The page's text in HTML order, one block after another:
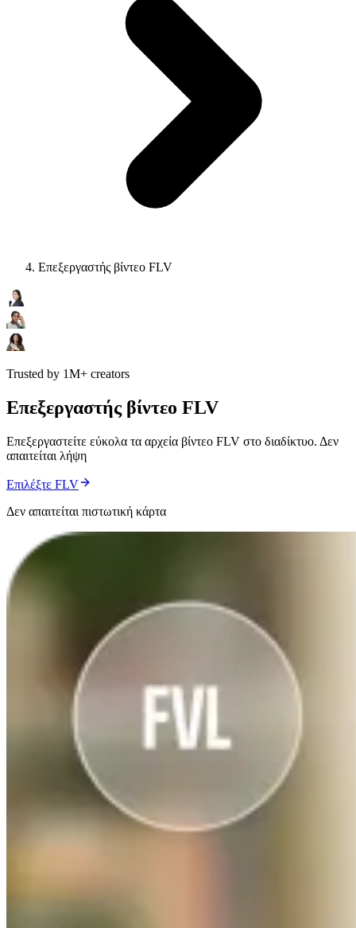
Επεξεργαστής βίντεο FLV
Trusted by 1M+ creators
Επεξεργαστής βίντεο FLV
Επεξεργαστείτε εύκολα τα αρχεία βίντεο FLV στο διαδίκτυο. Δεν
απαιτείται λήψη
Επιλέξτε FLV
Δεν απαιτείται πιστωτική κάρτα